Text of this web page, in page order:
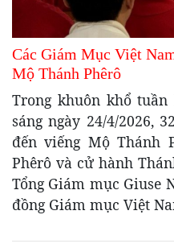
Các Giám Mục Việt
Mộ Thánh Phêrô
Trong khuôn khổ
sáng ngày 24/4/2026,
đến viếng Mộ Thánh
Phêrô và cử hành
Tổng Giám mục Giuse
đồng Giám mục Việt